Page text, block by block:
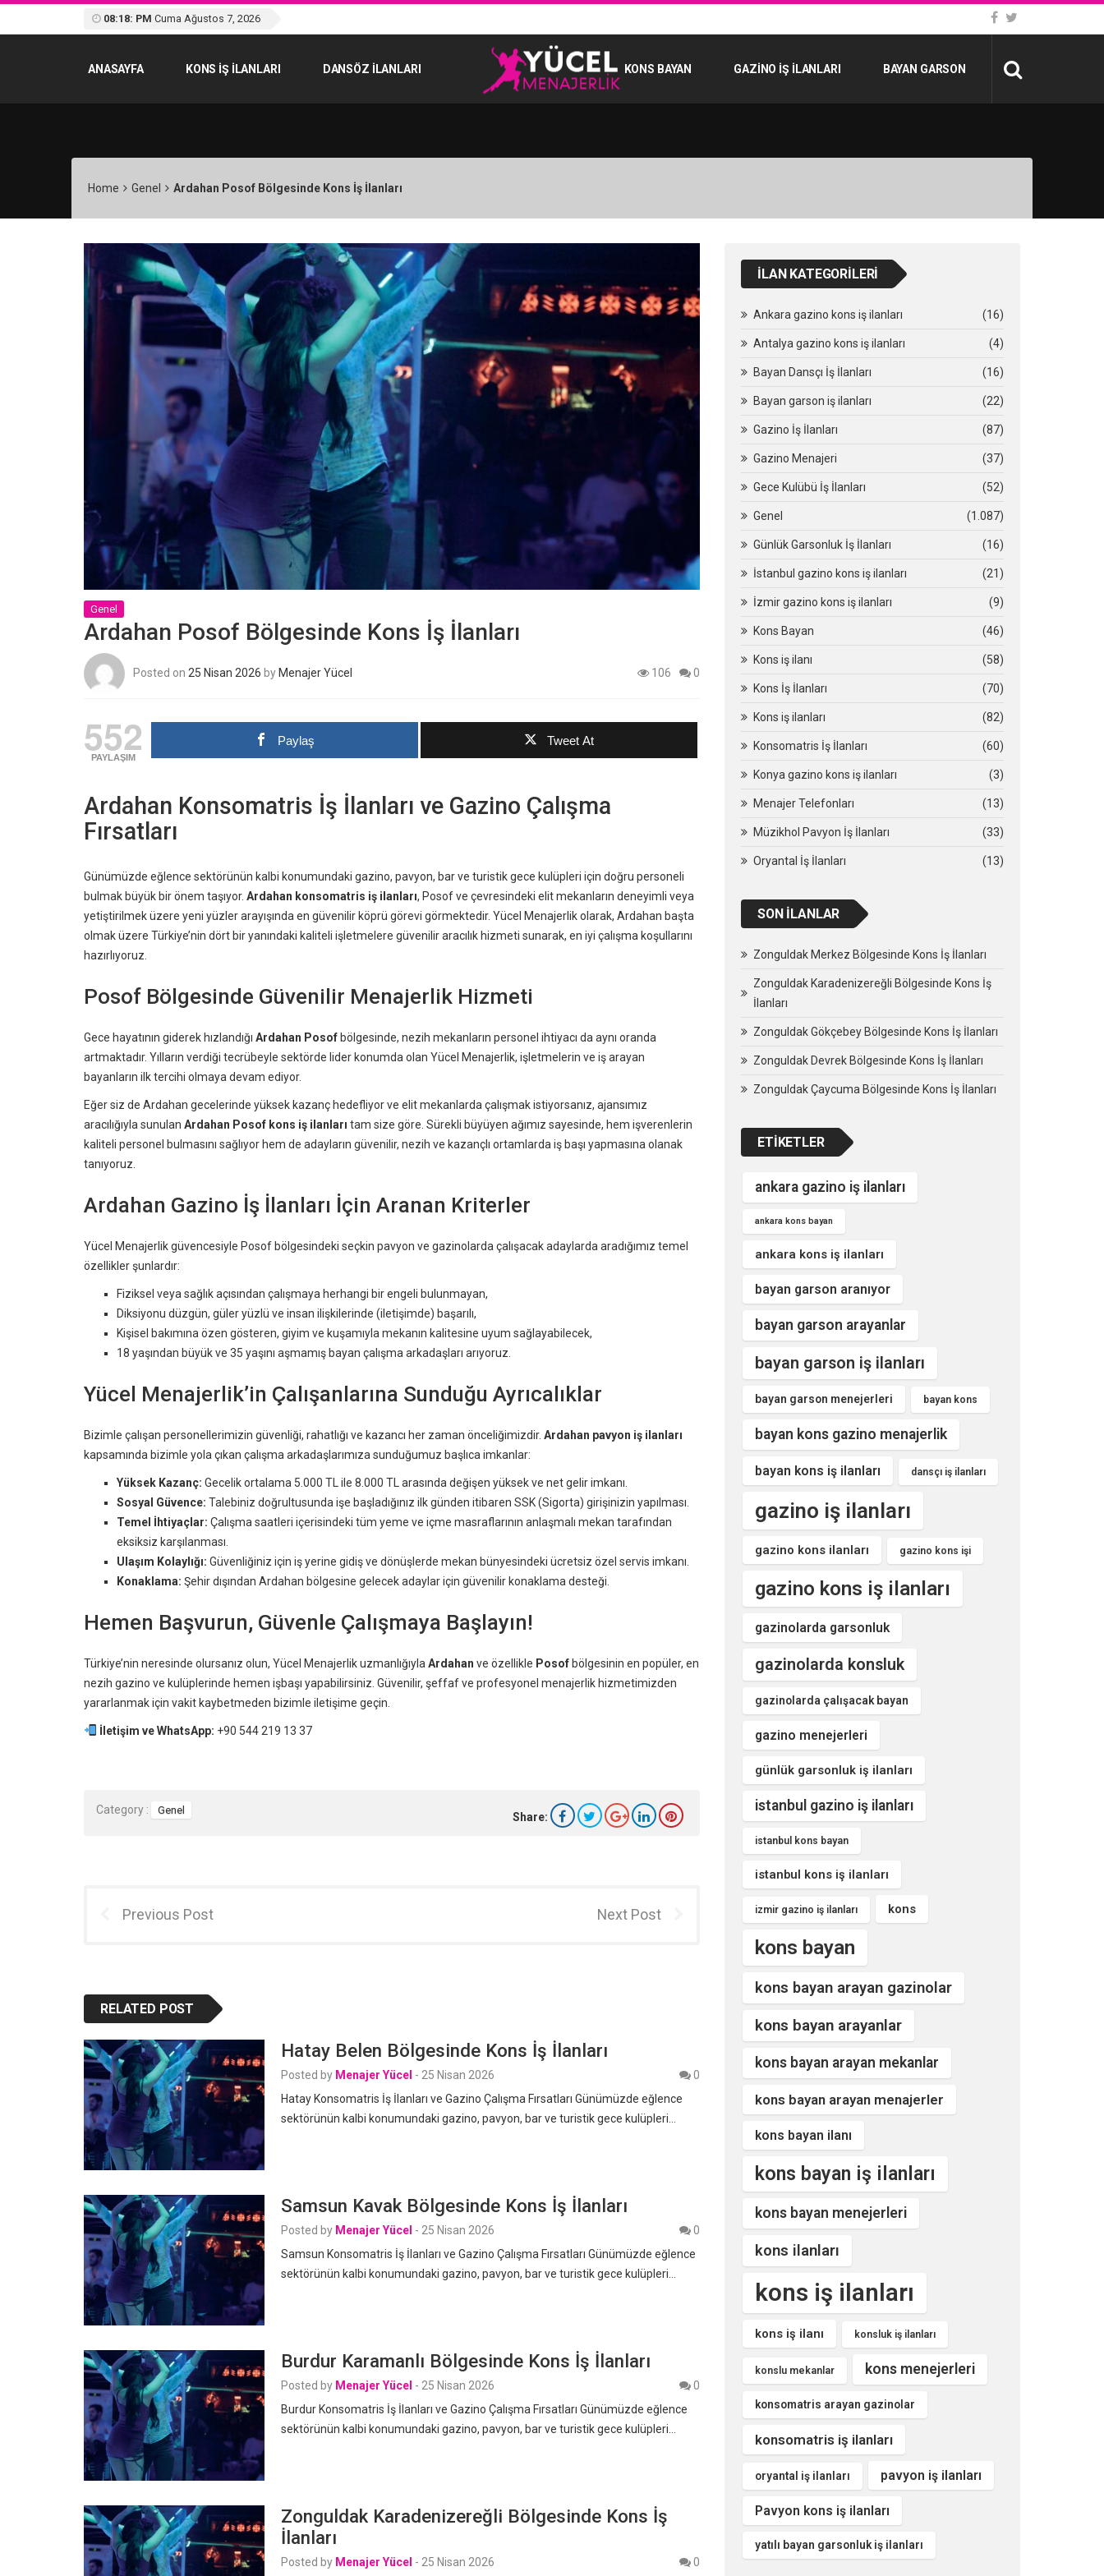
08:18: PM Cuma Ağustos 7, 2026
ANASAYFA KONS IŞ ILANLARI DANSÖZ İLANLARI KONS BAYAN GAZINO İŞ İLANLARI BAYAN GARSON
Home Genel Ardahan Posof Bölgesinde Kons İş İlanları
Genel
Ardahan Posof Bölgesinde Kons İş İlanları
Posted on 25 Nisan 2026 byMenajer Yücel 106 0
552
PAYLAŞIM
Paylaş Tweet At
Ardahan Konsomatris İş İlanları ve Gazino Çalışma
Fırsatları
Günümüzde eğlence sektörünün kalbi konumundaki gazino, pavyon, bar ve turistik gece kulüpleri için doğru personeli
bulmak büyük bir önem taşıyor. Ardahan konsomatris iş ilanları, Posof ve çevresindeki elit mekanların deneyimli veya
yetiştirilmek üzere yeni yüzler arayışında en güvenilir köprü görevi görmektedir. Yücel Menajerlik olarak, Ardahan başta
olmak üzere Türkiye’nin dört bir yanındaki kaliteli işletmelere güvenilir aracılık hizmeti sunarak, en iyi çalışma koşullarını
hazırlıyoruz.
Posof Bölgesinde Güvenilir Menajerlik Hizmeti
Gece hayatının giderek hızlandığı Ardahan Posof bölgesinde, nezih mekanların personel ihtiyacı da aynı oranda
artmaktadır. Yılların verdiği tecrübeyle sektörde lider konumda olan Yücel Menajerlik, işletmelerin ve iş arayan
bayanların ilk tercihi olmaya devam ediyor.
Eğer siz de Ardahan gecelerinde yüksek kazanç hedefliyor ve elit mekanlarda çalışmak istiyorsanız, ajansımız
aracılığıyla sunulan Ardahan Posof kons iş ilanları tam size göre. Sürekli büyüyen ağımız sayesinde, hem işverenlerin
kaliteli personel bulmasını sağlıyor hem de adayların güvenilir, nezih ve kazançlı ortamlarda iş başı yapmasına olanak
tanıyoruz.
Ardahan Gazino İş İlanları İçin Aranan Kriterler
Yücel Menajerlik güvencesiyle Posof bölgesindeki seçkin pavyon ve gazinolarda çalışacak adaylarda aradığımız temel
özellikler şunlardır:
Fiziksel veya sağlık açısından çalışmaya herhangi bir engeli bulunmayan,
Diksiyonu düzgün, güler yüzlü ve insan ilişkilerinde (iletişimde) başarılı,
Kişisel bakımına özen gösteren, giyim ve kuşamıyla mekanın kalitesine uyum sağlayabilecek,
18 yaşından büyük ve 35 yaşını aşmamış bayan çalışma arkadaşları arıyoruz.
Yücel Menajerlik’in Çalışanlarına Sunduğu Ayrıcalıklar
Bizimle çalışan personellerimizin güvenliği, rahatlığı ve kazancı her zaman önceliğimizdir. Ardahan pavyon iş ilanları
kapsamında bizimle yola çıkan çalışma arkadaşlarımıza sunduğumuz başlıca imkanlar:
Yüksek Kazanç: Gecelik ortalama 5.000 TL ile 8.000 TL arasında değişen yüksek ve net gelir imkanı.
Sosyal Güvence: Talebiniz doğrultusunda işe başladığınız ilk günden itibaren SSK (Sigorta) girişinizin yapılması.
Temel İhtiyaçlar: Çalışma saatleri içerisindeki tüm yeme ve içme masraflarının anlaşmalı mekan tarafından
eksiksiz karşılanması.
Ulaşım Kolaylığı: Güvenliğiniz için iş yerine gidiş ve dönüşlerde mekan bünyesindeki ücretsiz özel servis imkanı.
Konaklama: Şehir dışından Ardahan bölgesine gelecek adaylar için güvenilir konaklama desteği.
Hemen Başvurun, Güvenle Çalışmaya Başlayın!
Türkiye’nin neresinde olursanız olun, Yücel Menajerlik uzmanlığıyla Ardahan ve özellikle Posof bölgesinin en popüler, en
nezih gazino ve kulüplerinde hemen işbaşı yapabilirsiniz. Güvenilir, şeffaf ve profesyonel menajerlik hizmetimizden
yararlanmak için vakit kaybetmeden bizimle iletişime geçin.
İletişim ve WhatsApp: +90 544 219 13 37
Category : Genel Share:
Previous Post Next Post
RELATED POST
Hatay Belen Bölgesinde Kons İş İlanları
Posted by Menajer Yücel - 25 Nisan 2026
0
Hatay Konsomatris İş İlanları ve Gazino Çalışma Fırsatları Günümüzde eğlence
sektörünün kalbi konumundaki gazino, pavyon, bar ve turistik gece kulüpleri…
Samsun Kavak Bölgesinde Kons İş İlanları
Posted by Menajer Yücel - 25 Nisan 2026
0
Samsun Konsomatris İş İlanları ve Gazino Çalışma Fırsatları Günümüzde eğlence
sektörünün kalbi konumundaki gazino, pavyon, bar ve turistik gece kulüpleri…
Burdur Karamanlı Bölgesinde Kons İş İlanları
Posted by Menajer Yücel - 25 Nisan 2026
0
Burdur Konsomatris İş İlanları ve Gazino Çalışma Fırsatları Günümüzde eğlence
sektörünün kalbi konumundaki gazino, pavyon, bar ve turistik gece kulüpleri…
Zonguldak Karadenizereğli Bölgesinde Kons İş
İlanları
Posted by Menajer Yücel - 25 Nisan 2026
0
İLAN KATEGORILERI
Ankara gazino kons iş ilanları (16)
Antalya gazino kons iş ilanları (4)
Bayan Dansçı İş İlanları (16)
Bayan garson iş ilanları (22)
Gazino İş İlanları (87)
Gazino Menajeri (37)
Gece Kulübü İş İlanları (52)
Genel (1.087)
Günlük Garsonluk İş İlanları (16)
İstanbul gazino kons iş ilanları (21)
İzmir gazino kons iş ilanları (9)
Kons Bayan (46)
Kons iş ilanı (58)
Kons İş İlanları (70)
Kons iş ilanları (82)
Konsomatris İş İlanları (60)
Konya gazino kons iş ilanları (3)
Menajer Telefonları (13)
Müzikhol Pavyon İş İlanları (33)
Oryantal İş İlanları (13)
SON İLANLAR
Zonguldak Merkez Bölgesinde Kons İş İlanları
Zonguldak Karadenizereğli Bölgesinde Kons İş
İlanları
Zonguldak Gökçebey Bölgesinde Kons İş İlanları
Zonguldak Devrek Bölgesinde Kons İş İlanları
Zonguldak Çaycuma Bölgesinde Kons İş İlanları
ETIKETLER
ankara gazino iş ilanları
ankara kons bayan
ankara kons iş ilanları
bayan garson aranıyor
bayan garson arayanlar
bayan garson iş ilanları
bayan garson menejerleri bayan kons
bayan kons gazino menajerlik
bayan kons iş ilanları dansçı iş ilanları
gazino iş ilanları
gazino kons ilanları gazino kons işi
gazino kons iş ilanları
gazinolarda garsonluk
gazinolarda konsluk
gazinolarda çalışacak bayan
gazino menejerleri
günlük garsonluk iş ilanları
istanbul gazino iş ilanları
istanbul kons bayan
istanbul kons iş ilanları
izmir gazino iş ilanları kons
kons bayan
kons bayan arayan gazinolar
kons bayan arayanlar
kons bayan arayan mekanlar
kons bayan arayan menajerler
kons bayan ilanı
kons bayan iş ilanları
kons bayan menejerleri
kons ilanları
kons iş ilanları
kons iş ilanı konsluk iş ilanları
konslu mekanlar kons menejerleri
konsomatris arayan gazinolar
konsomatris iş ilanları
oryantal iş ilanları pavyon iş ilanları
Pavyon kons iş ilanları
yatılı bayan garsonluk iş ilanları